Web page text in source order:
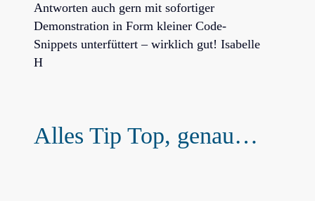
Antworten auch gern mit sofortiger
Demonstration in Form kleiner Code-
Snippets unterfüttert – wirklich gut! Isabelle
H
Alles Tip Top, genau…